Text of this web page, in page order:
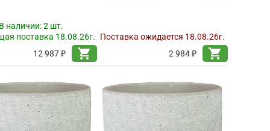
наличии:2 шт.
поставка 18.08.26г.
12 987 ₽
shopping_cart
Поставка ожидается 18.08.26г.
2 984 ₽
shopping_cart